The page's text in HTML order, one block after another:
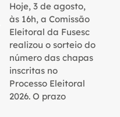
Hoje, 3 de agosto,
às 16h, a Comissão
Eleitoral da Fusesc
realizou o sorteio do
número das chapas
inscritas no
Processo Eleitoral
2026. O prazo